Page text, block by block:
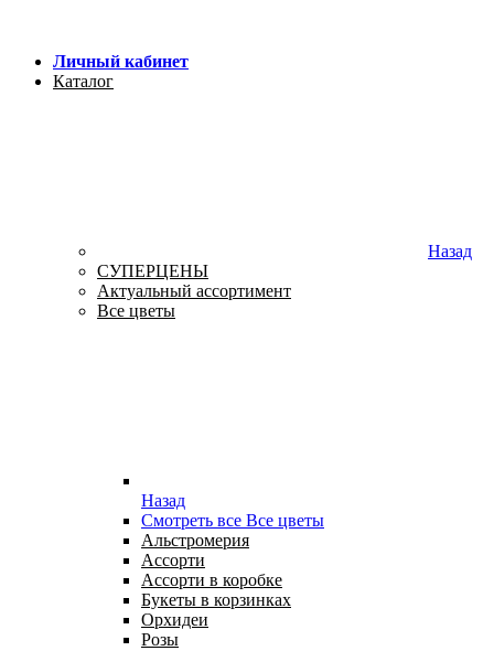
Личный кабинет
Каталог
Назад
СУПЕРЦЕНЫ
Актуальный ассортимент
Все цветы
Назад
Смотреть все Все цветы
Альстромерия
Ассорти
Ассорти в коробке
Букеты в корзинках
Орхидеи
Розы